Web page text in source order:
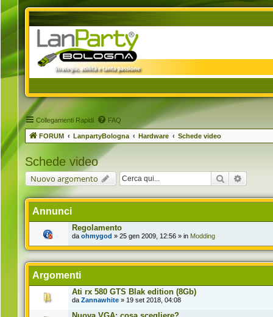
Collegamenti Rapidi FAQ
FORUM LanpartyBologna Hardware Schede video
Schede video
Nuovo argomento Cerca
Annunci
Regolamento
da ohmygod » 25 gen 2009, 12:56 » in Modding
Argomenti
Ati rx 580 GTS Blak edition (8Gb)
da Zannawhite » 19 set 2018, 04:08